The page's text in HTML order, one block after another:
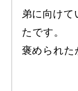
弟に向けて
たです。
褒められた